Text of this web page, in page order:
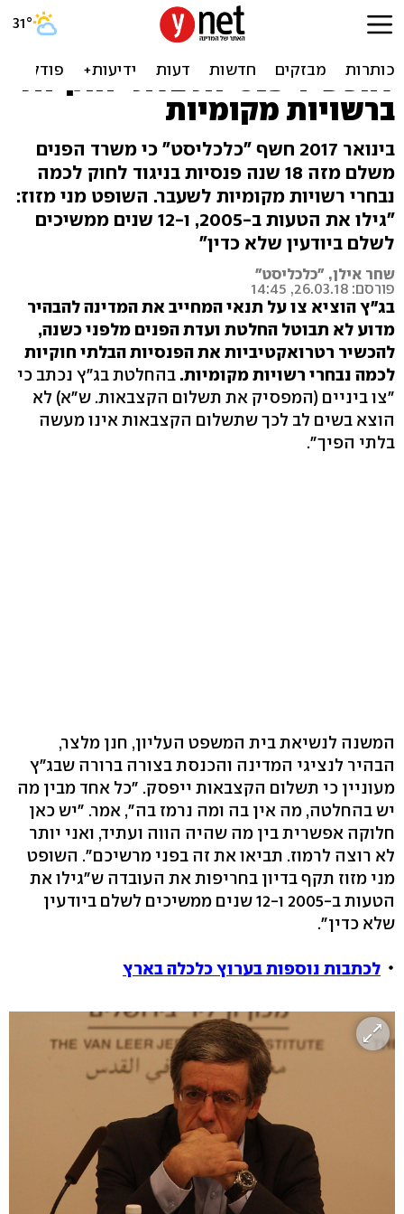
בג"ץ: צו על תנאי וביקורת
חריפה על החלטת הכנסת
להכשיר פנסיות בלתי חוקיות
ברשויות מקומיות
בינואר 2017 חשף "כלכליסט" כי משרד הפנים
משלם מזה 18 שנה פנסיות בניגוד לחוק לכמה
נבחרי רשויות מקומיות לשעבר. השופט מני מזוז:
"גילו את הטעות ב-2005, ו-12 שנים ממשיכים
לשלם ביודעין שלא כדין"
שחר אילן, "כלכליסט"
פורסם: 26.03.18, 14:45
בג"ץ הוציא צו על תנאי המחייב את המדינה להבהיר
מדוע לא תבוטל החלטת ועדת הפנים מלפני כשנה,
להכשיר רטרואקטיביות את הפנסיות הבלתי חוקיות
לכמה נבחרי רשויות מקומיות. בהחלטת בג"ץ נכתב כי
"צו ביניים (המפסיק את תשלום הקצבאות. ש"א) לא
הוצא בשים לב לכך שתשלום הקצבאות אינו מעשה
בלתי הפיך".
המשנה לנשיאת בית המשפט העליון, חנן מלצר,
הבהיר לנציגי המדינה והכנסת בצורה ברורה שבג"ץ
מעוניין כי תשלום הקצבאות ייפסק. "כל אחד מבין מה
יש בהחלטה, מה אין בה ומה נרמז בה", אמר. "יש כאן
חלוקה אפשרית בין מה שהיה הווה ועתיד, ואני יותר
לא רוצה לרמוז. תביאו את זה בפני מרשיכם". השופט
מני מזוז תקף בדיון בחריפות את העובדה ש"גילו את
הטעות ב-2005 ו-12 שנים ממשיכים לשלם ביודעין
שלא כדין".
לכתבות נוספות בערוץ כלכלה בארץ